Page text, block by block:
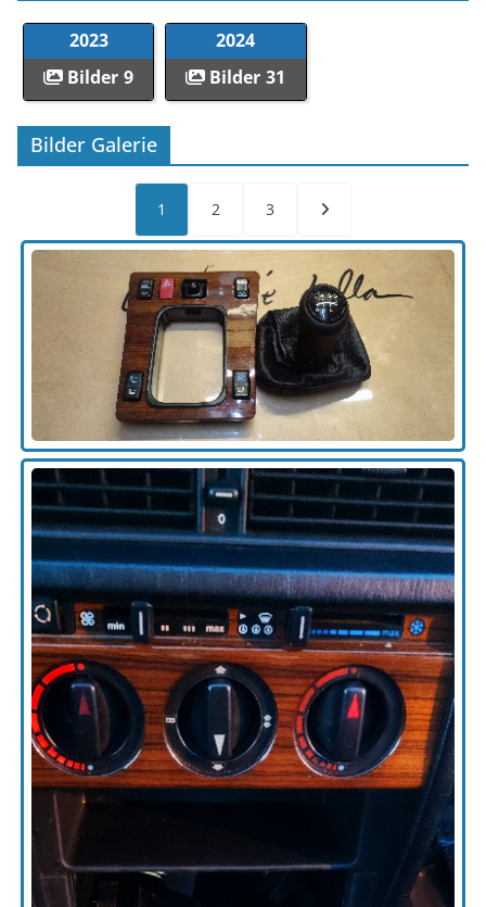
Hubraum in ccm : 2L
2023
Bilder 9
2024
Bilder 31
Bilder Galerie
1 2 3